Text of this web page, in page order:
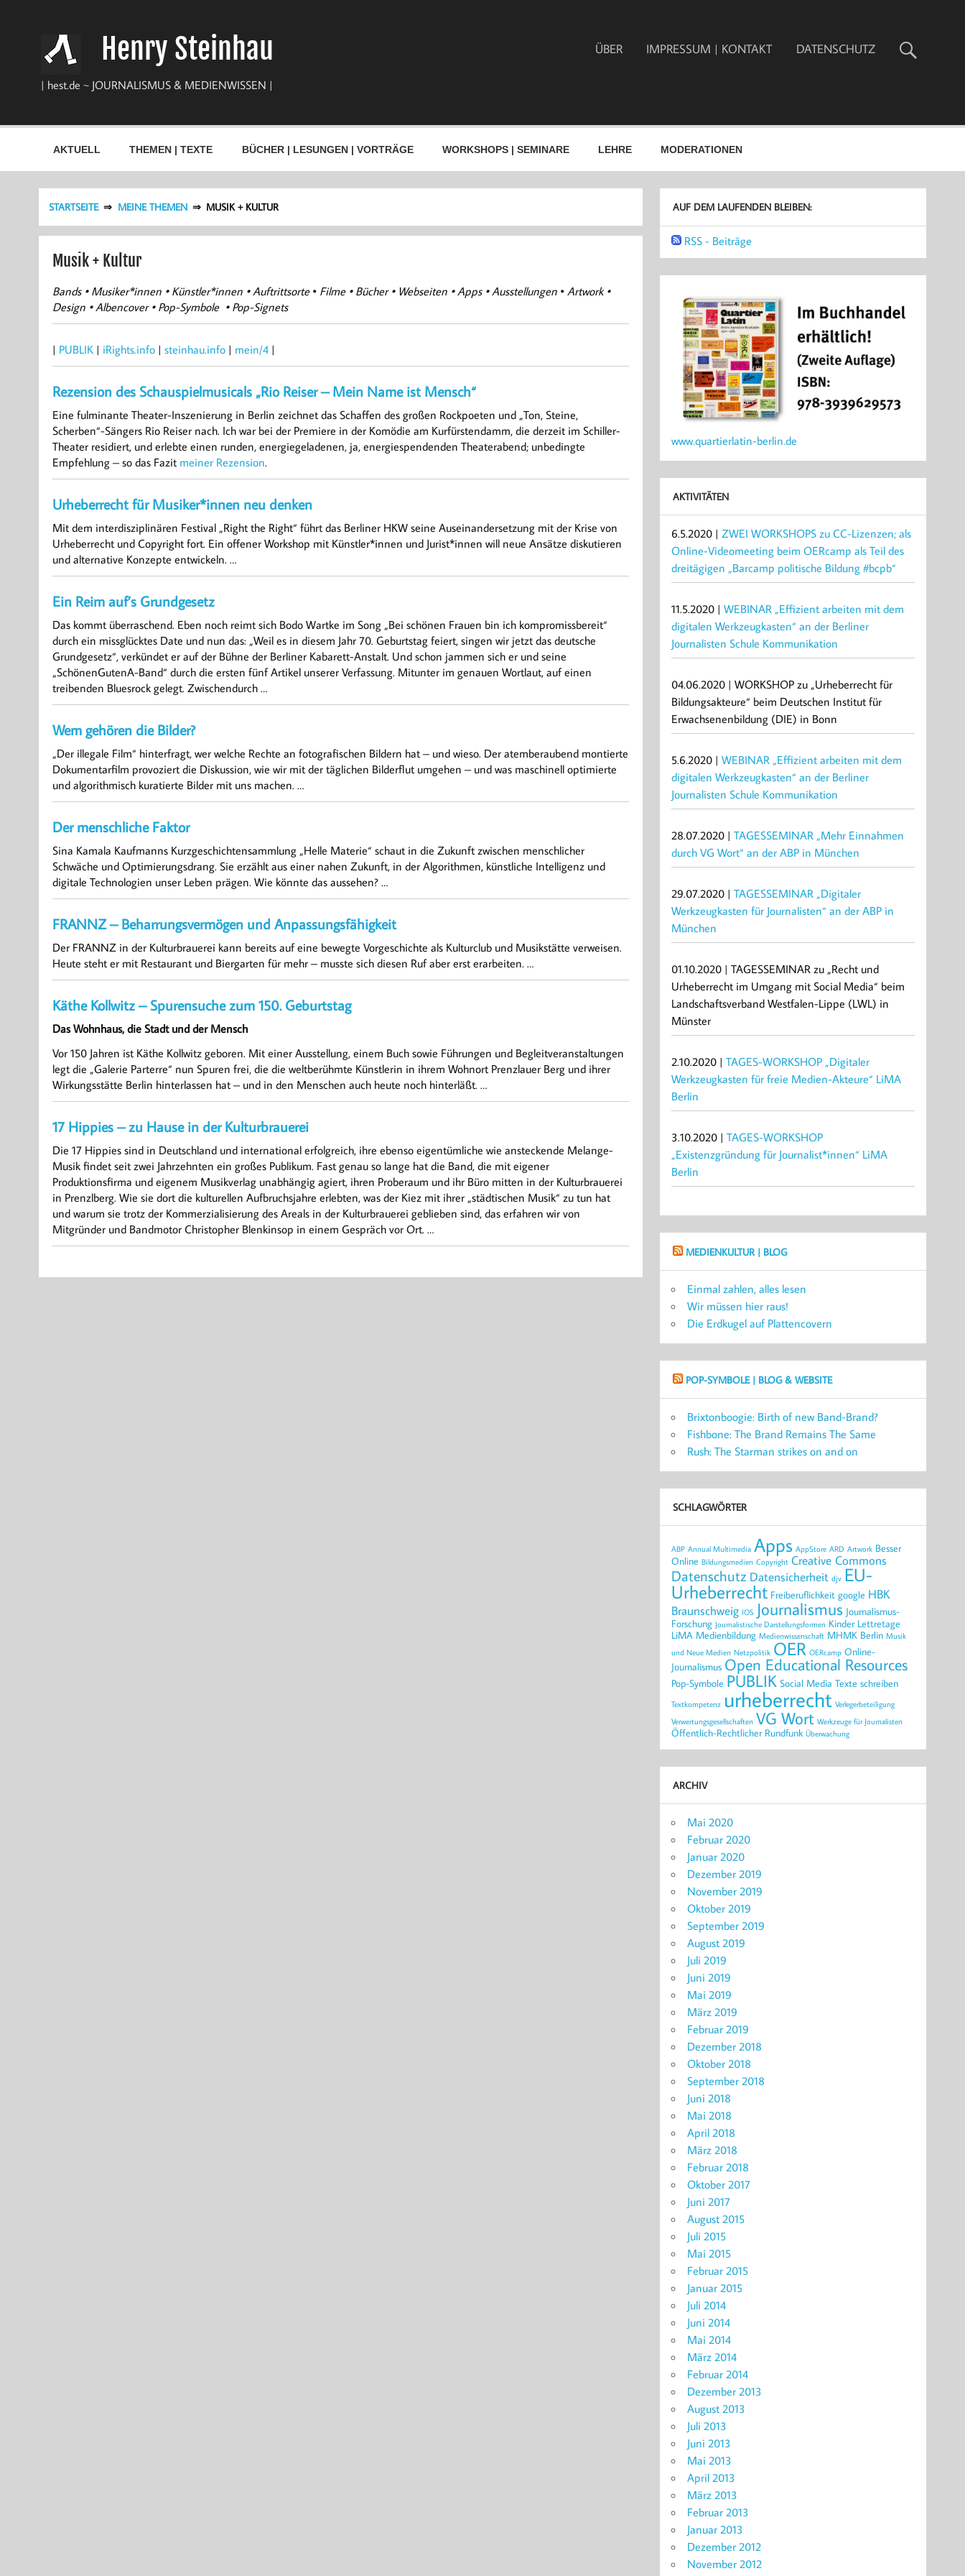
Henry Steinhau
| hest.de ~ JOURNALISMUS & MEDIENWISSEN |
ÜBER IMPRESSUM | KONTAKT DATENSCHUTZ
AKTUELL THEMEN | TEXTE BÜCHER | LESUNGEN | VORTRÄGE WORKSHOPS | SEMINARE LEHRE MODERATIONEN
STARTSEITE MEINE THEMEN MUSIK + KULTUR
Musik + Kultur
Bands • Musiker*innen • Künstler*innen • Auftrittsorte• Filme • Bücher • Webseiten • Apps • Ausstellungen• Artwork •
Design • Albencover • Pop-Symbole • Pop-Signets
| PUBLIK| iRights.info| steinhau.info| mein/4|
Rezension des Schauspielmusicals „Rio Reiser – Mein Name ist Mensch“
Eine fulminante Theater-Inszenierung in Berlin zeichnet das Schaffen des großen Rockpoeten und „Ton, Steine,
Scherben“-Sängers Rio Reiser nach. Ich war bei der Premiere in der Komödie am Kurfürstendamm, die derzeit im Schiller-
Theater residiert, und erlebte einen runden, energiegeladenen, ja, energiespendenden Theaterabend; unbedingte
Empfehlung – so das Fazit meiner Rezension.
Urheberrecht für Musiker*innen neu denken
Mit dem interdisziplinären Festival „Right the Right“ führt das Berliner HKW seine Auseinandersetzung mit der Krise von
Urheberrecht und Copyright fort. Ein offener Workshop mit Künstler*innen und Jurist*innen will neue Ansätze diskutieren
und alternative Konzepte entwickeln. …
Ein Reim auf’s Grundgesetz
Das kommt überraschend. Eben noch reimt sich Bodo Wartke im Song „Bei schönen Frauen bin ich kompromiss­bereit“
durch ein missglücktes Date und nun das: „Weil es in diesem Jahr 70. Geburtstag feiert, singen wir jetzt das deutsche
Grundgesetz“, verkündet er auf der Bühne der Berliner Kabarett-Anstalt. Und schon jammen sich er und seine
„SchönenGutenA-Band“ durch die ersten fünf Artikel unserer Verfassung. Mitunter im genauen Wortlaut, auf einen
treibenden Bluesrock gelegt. Zwischendurch …
Wem gehören die Bilder?
„Der illegale Film“ hinterfragt, wer welche Rechte an fotografischen Bildern hat – und wieso. Der atemberaubend montierte
Dokumentarfilm provoziert die Diskussion, wie wir mit der täglichen Bilderflut umgehen – und was maschinell optimierte
und algorithmisch kuratierte Bilder mit uns machen. …
Der menschliche Faktor
Sina Kamala Kaufmanns Kurzgeschichtensammlung „Helle Materie“ schaut in die Zukunft zwischen menschlicher
Schwäche und Optimierungsdrang. Sie erzählt aus einer nahen Zukunft, in der Algorithmen, künstliche Intelligenz und
digitale Technologien unser Leben prägen. Wie könnte das aussehen? …
FRANNZ – Beharrungsvermögen und Anpassungsfähigkeit
Der FRANNZ in der Kulturbrauerei kann bereits auf eine bewegte Vorgeschichte als Kulturclub und Musikstätte verweisen.
Heute steht er mit Restaurant und Biergarten für mehr – musste sich diesen Ruf aber erst erarbeiten. …
Käthe Kollwitz – Spurensuche zum 150. Geburtstag
Das Wohnhaus, die Stadt und der Mensch
Vor 150 Jahren ist Käthe Kollwitz geboren. Mit einer Ausstellung, einem Buch sowie Führungen und Begleitveranstaltungen
legt die „Galerie Parterre“ nun Spuren frei, die die weltberühmte Künstlerin in ihrem Wohnort Prenzlauer Berg und ihrer
Wirkungsstätte Berlin hinterlassen hat – und in den Menschen auch heute noch hinterläßt. …
17 Hippies – zu Hause in der Kulturbrauerei
Die 17 Hippies sind in Deutschland und international erfolgreich, ihre ebenso eigentümliche wie ansteckende Melange-
Musik findet seit zwei Jahrzehnten ein großes Publikum. Fast genau so lange hat die Band, die mit eigener
Produktionsfirma und eigenem Musikverlag unabhängig agiert, ihren Proberaum und ihr Büro mitten in der Kulturbrauerei
in Prenzlberg. Wie sie dort die kulturellen Aufbruchsjahre erlebten, was der Kiez mit ihrer „städtischen Musik“ zu tun hat
und warum sie trotz der Kommerzialisierung des Areals in der Kulturbrauerei geblieben sind, das erfahren wir von
Mitgründer und Bandmotor Christopher Blenkinsop in einem Gespräch vor Ort. …
AUF DEM LAUFENDEN BLEIBEN:
RSS - Beiträge
www.quartierlatin-berlin.de
AKTIVITÄTEN
6.5.2020 |ZWEI WORKSHOPS zu CC-Lizenzen; als
Online-Videomeeting beim OERcamp als Teil des
dreitägigen „Barcamp politische Bildung #bcpb“
11.5.2020 |WEBINAR „Effizient arbeiten mit dem
digitalen Werkzeugkasten“ an der Berliner
Journalisten Schule Kommunikation
04.06.2020 | WORKSHOP zu „Urheberrecht für
Bildungsakteure“ beim Deutschen Institut für
Erwachsenenbildung (DIE) in Bonn
5.6.2020 |WEBINAR „Effizient arbeiten mit dem
digitalen Werkzeugkasten“ an der Berliner
Journalisten Schule Kommunikation
28.07.2020 |TAGESSEMINAR „Mehr Einnahmen
durch VG Wort“ an der ABP in München
29.07.2020 |TAGESSEMINAR „Digitaler
Werkzeugkasten für Journalisten“ an der ABP in
München
01.10.2020 | TAGESSEMINAR zu „Recht und
Urheberrecht im Umgang mit Social Media“ beim
Landschaftsverband Westfalen-Lippe (LWL) in
Münster
2.10.2020 |TAGES-WORKSHOP „Digitaler
Werkzeugkasten für freie Medien-Akteure“ LiMA
Berlin
3.10.2020 |TAGES-WORKSHOP
„Existenzgründung für Journalist*innen“ LiMA
Berlin
MEDIENKULTUR | BLOG
Einmal zahlen, alles lesen
Wir müssen hier raus!
Die Erdkugel auf Plattencovern
POP-SYMBOLE | BLOG & WEBSITE
Brixtonboogie: Birth of new Band-Brand?
Fishbone: The Brand Remains The Same
Rush: The Starman strikes on and on
SCHLAGWÖRTER
ABP Annual Multimedia Apps AppStore ARD Artwork Besser
Online Bildungsmedien Copyright Creative Commons
Datenschutz Datensicherheit djv EU-
Urheberrecht Freiberuflichkeit google HBK
Braunschweig IOS Journalismus Journalismus-
Forschung Journalistische Darstellungsformen Kinder Lettretage
LiMA Medienbildung Medienwissenschaft MHMK Berlin Musik
und Neue Medien Netzpolitik OER OERcamp Online-
Journalismus Open Educational Resources
Pop-Symbole PUBLIK Social Media Texte schreiben
Textkompetenz urheberrecht Verlegerbeteiligung
Verwertungsgesellschaften VG Wort Werkzeuge für Journalisten
Öffentlich-Rechtlicher Rundfunk Überwachung
ARCHIV
Mai 2020
Februar 2020
Januar 2020
Dezember 2019
November 2019
Oktober 2019
September 2019
August 2019
Juli 2019
Juni 2019
Mai 2019
März 2019
Februar 2019
Dezember 2018
Oktober 2018
September 2018
Juni 2018
Mai 2018
April 2018
März 2018
Februar 2018
Oktober 2017
Juni 2017
August 2015
Juli 2015
Mai 2015
Februar 2015
Januar 2015
Juli 2014
Juni 2014
Mai 2014
März 2014
Februar 2014
Dezember 2013
August 2013
Juli 2013
Juni 2013
Mai 2013
April 2013
März 2013
Februar 2013
Januar 2013
Dezember 2012
November 2012